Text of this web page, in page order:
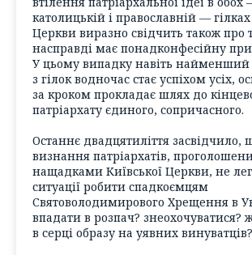
католицькій і православній — гілках
Церкви виразно свідчить також про
насправді має понадконфесійну
У цьому випадку навіть найменший
з гілок водночас стає успіхом усіх,
за кроком прокладає шлях до
патріархату єдиного, сопричасного.
Останнє двадцятиліття засвідчило,
визнання патріархатів,
нащадками Київської Церкви, не
ситуації робити спадкоємцям
Святоволодимирового Хрещення в
впадати в розпач? знеохочуватися?
в серці образу на уявних винуватців?